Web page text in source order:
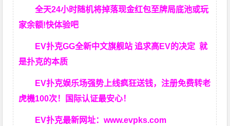
全天24小时随机将掉落现金红包至牌局底池或玩
家余额!快体验吧
EV扑克GG全新中文旗舰站 追求高EV的决定就
是扑克的本质
EV扑克娱乐场强势上线疯狂送钱，注册免费转老
虎機100次！国际认证最安心！
EV扑克最新网址：www.evpks.com